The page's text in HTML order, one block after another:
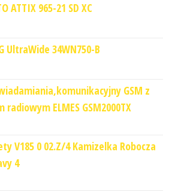
ATTIX 965-21 SD XC
UltraWide 34WN750-B
GSM z
radiowym ELMES GSM2000TX
V185 0 02.Z/4 Kamizelka Robocza
4